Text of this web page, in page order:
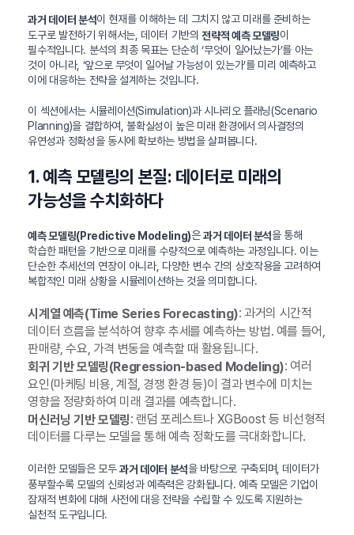
과거 데이터 분석이 현재를 이해하는 데 그치지 않고 미래를 준비하는
도구로 발전하기 위해서는, 데이터 기반의전략적 예측 모델링이
필수적입니다. 분석의 최종 목표는 단순히 ‘무엇이 일어났는가’를 아는
것이 아니라, ‘앞으로 무엇이 일어날 가능성이 있는가’를 미리 예측하고
이에 대응하는 전략을 설계하는 것입니다.
이 섹션에서는 시뮬레이션(Simulation)과 시나리오 플래닝(Scenario
Planning)을 결합하여, 불확실성이 높은 미래 환경에서 의사결정의
유연성과 정확성을 동시에 확보하는 방법을 살펴봅니다.
1. 예측 모델링의 본질: 데이터로 미래의
가능성을 수치화하다
예측 모델링(Predictive Modeling)은과거 데이터 분석을 통해
학습한 패턴을 기반으로 미래를 수량적으로 예측하는 과정입니다. 이는
단순한 추세선의 연장이 아니라, 다양한 변수 간의 상호작용을 고려하여
복합적인 미래 상황을 시뮬레이션하는 것을 의미합니다.
시계열 예측(Time Series Forecasting): 과거의 시간적
데이터 흐름을 분석하여 향후 추세를 예측하는 방법. 예를 들어,
판매량, 수요, 가격 변동을 예측할 때 활용됩니다.
회귀 기반 모델링(Regression-based Modeling): 여러
요인(마케팅 비용, 계절, 경쟁 환경 등)이 결과 변수에 미치는
영향을 정량화하여 미래 결과를 예측합니다.
머신러닝 기반 모델링: 랜덤 포레스트나 XGBoost 등 비선형적
데이터를 다루는 모델을 통해 예측 정확도를 극대화합니다.
이러한 모델들은 모두과거 데이터 분석을 바탕으로 구축되며, 데이터가
풍부할수록 모델의 신뢰성과 예측력은 강화됩니다. 예측 모델은 기업이
잠재적 변화에 대해 사전에 대응 전략을 수립할 수 있도록 지원하는
실천적 도구입니다.